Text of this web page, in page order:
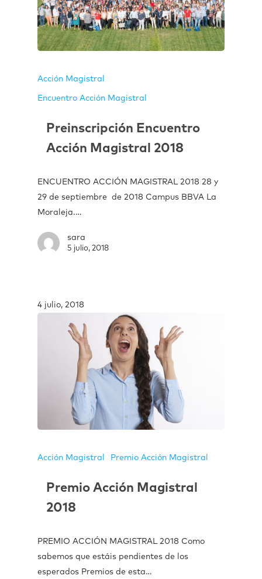
Acción Magistral
Encuentro Acción Magistral
Preinscripción Encuentro
Acción Magistral 2018
ENCUENTRO ACCIÓN MAGISTRAL 2018 28 y
29 de septiembre de 2018 Campus BBVA La
Moraleja.…
sara
5 julio, 2018
4 julio, 2018
Acción Magistral Premio Acción Magistral
Premio Acción Magistral
2018
PREMIO ACCIÓN MAGISTRAL 2018 Como
sabemos que estáis pendientes de los
esperados Premios de esta…